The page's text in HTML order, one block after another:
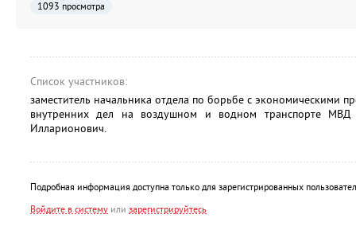
1093 просмотра
Список участников:
заместитель начальника отдела по борьбе с экономическими
внутренних дел на воздушном и водном транспорте
Илларионович.
Подробная информация доступна только для зарегистрированных
Войдите в систему или зарегистрируйтесь